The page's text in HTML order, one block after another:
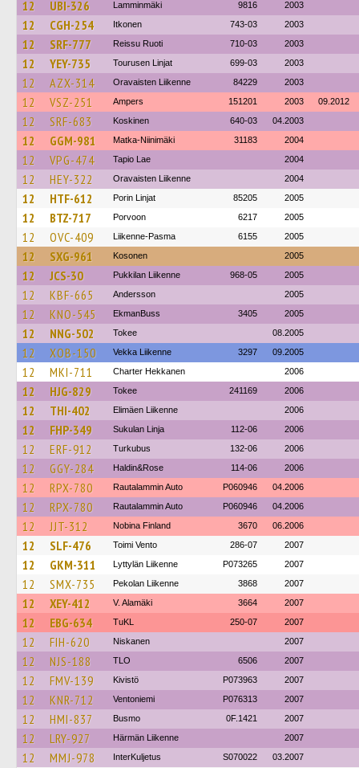
12 UBI-326 Lamminmäki 9816 2003
12 CGH-254 Itkonen 743-03 2003
12 SRF-777 Reissu Ruoti 710-03 2003
12 YEY-735 Tourusen Linjat 699-03 2003
12 AZX-314 Oravaisten Liikenne 84229 2003
12 VSZ-251 Ampers 151201 2003 09.2012
12 SRF-683 Koskinen 640-03 04.2003
12 GGM-981 Matka-Niinimäki 31183 2004
12 VPG-474 Tapio Lae 2004
12 HEY-322 Oravaisten Liikenne 2004
12 HTF-612 Porin Linjat 85205 2005
12 BTZ-717 Porvoon 6217 2005
12 OVC-409 Liikenne-Pasma 6155 2005
12 SXG-961 Kosonen 2005
12 JCS-30 Pukkilan Liikenne 968-05 2005
12 KBF-665 Andersson 2005
12 KNO-545 EkmanBuss 3405 2005
12 NNG-502 Tokee 08.2005
12 XOB-150 Vekka Liikenne 3297 09.2005
12 MKI-711 Charter Hekkanen 2006
12 HJG-829 Tokee 241169 2006
12 THI-402 Elimäen Liikenne 2006
12 FHP-349 Sukulan Linja 112-06 2006
12 ERF-912 Turkubus 132-06 2006
12 GGY-284 Haldin&Rose 114-06 2006
12 RPX-780 Rautalammin Auto P060946 04.2006
12 RPX-780 Rautalammin Auto P060946 04.2006
12 JJT-312 Nobina Finland 3670 06.2006
12 SLF-476 Toimi Vento 286-07 2007
12 GKM-311 Lyttylän Liikenne P073265 2007
12 SMX-735 Pekolan Liikenne 3868 2007
12 XEY-412 V. Alamäki 3664 2007
12 EBG-634 TuKL 250-07 2007
12 FIH-620 Niskanen 2007
12 NJS-188 TLO 6506 2007
12 FMV-139 Kivistö P073963 2007
12 KNR-712 Ventoniemi P076313 2007
12 HMI-837 Busmo 0F.1421 2007
12 LRY-927 Härmän Liikenne 2007
12 MMJ-978 InterKuljetus S070022 03.2007